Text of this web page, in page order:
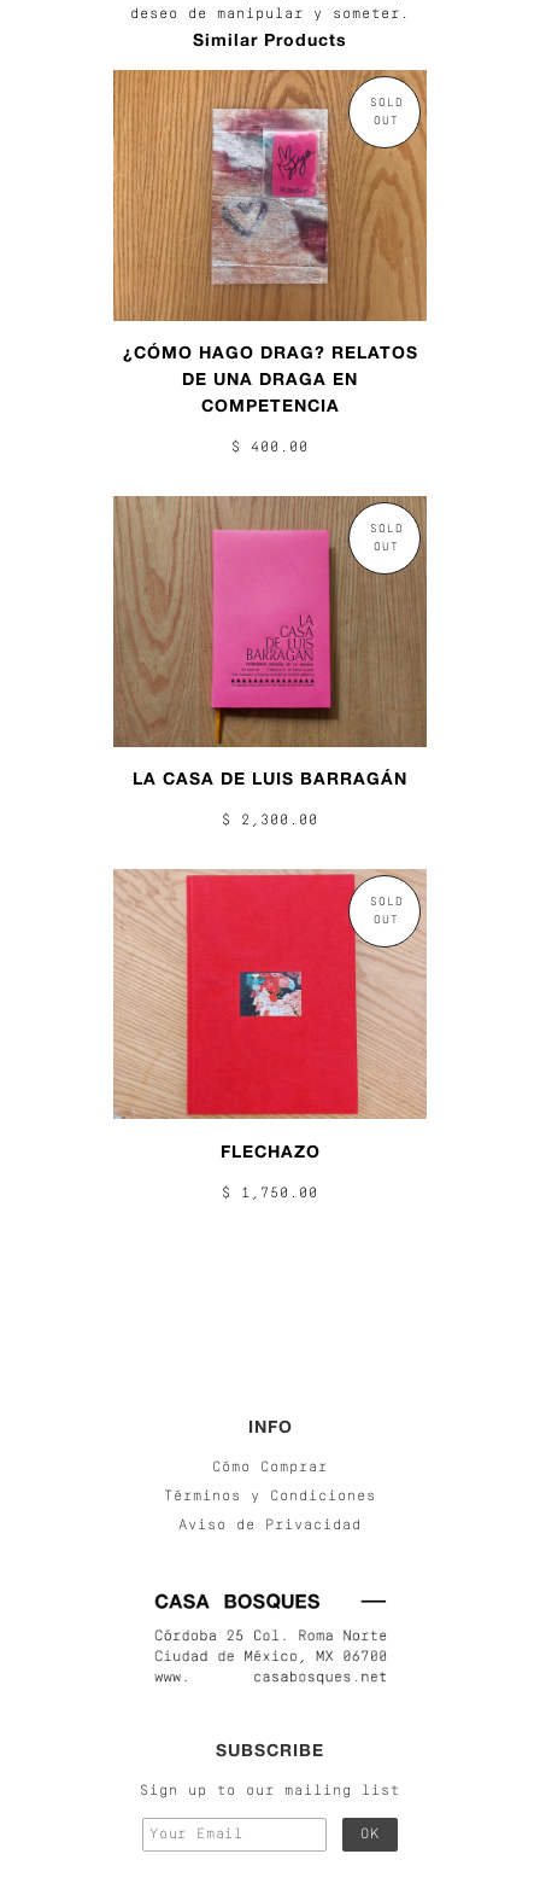
deseo de manipular y someter.
Similar Products
SOLD
OUT
¿CÓMO HAGO DRAG? RELATOS
DE UNA DRAGA EN
COMPETENCIA
$ 400.00
SOLD
OUT
LA CASA DE LUIS BARRAGÁN
$ 2,300.00
SOLD
OUT
FLECHAZO
$ 1,750.00
INFO
Cómo Comprar
Términos y Condiciones
Aviso de Privacidad
SUBSCRIBE
Sign up to our mailing list